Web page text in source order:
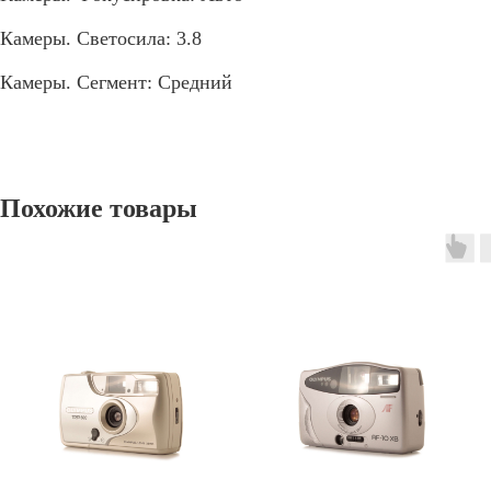
Камеры. Светосила: 3.8
Камеры. Сегмент: Средний
Похожие товары